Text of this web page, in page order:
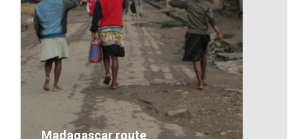
Artisanat-Chercheur d’or
VOIR LE DÉTAIL
Madagascar route